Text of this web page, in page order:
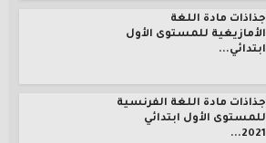
جذاذات مادة اللغة
الأمازيغية للمستوى الأول
ابتدائي...
جذاذات مادة اللغة الفرنسية
للمستوى الأول ابتدائي
2021...